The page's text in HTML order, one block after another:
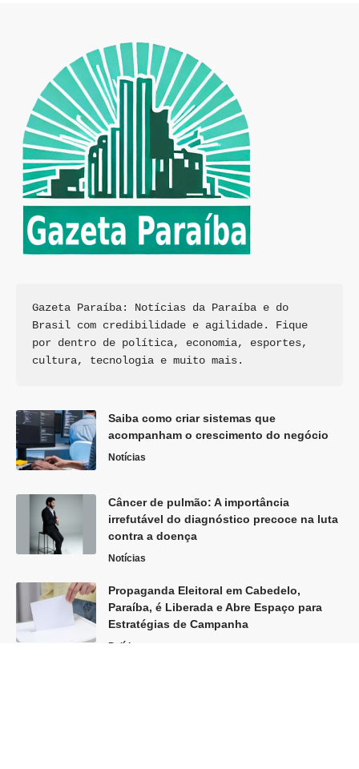
Gazeta Paraíba: Notícias da Paraíba e do
Brasil com credibilidade e agilidade. Fique
por dentro de política, economia, esportes,
cultura, tecnologia e muito mais.
Saiba como criar sistemas que
acompanham o crescimento do negócio
Notícias
Câncer de pulmão: A importância
irrefutável do diagnóstico precoce na luta
contra a doença
Notícias
Propaganda Eleitoral em Cabedelo,
Paraíba, é Liberada e Abre Espaço para
Estratégias de Campanha
Política